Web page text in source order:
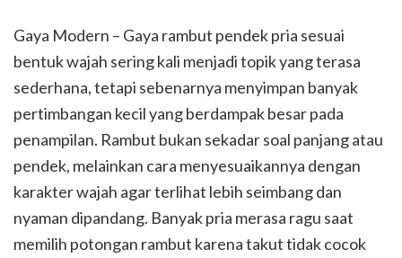
Gaya Modern – Gaya rambut pendek pria sesuai
bentuk wajah sering kali menjadi topik yang terasa
sederhana, tetapi sebenarnya menyimpan banyak
pertimbangan kecil yang berdampak besar pada
penampilan. Rambut bukan sekadar soal panjang atau
pendek, melainkan cara menyesuaikannya dengan
karakter wajah agar terlihat lebih seimbang dan
nyaman dipandang. Banyak pria merasa ragu saat
memilih potongan rambut karena takut tidak cocok